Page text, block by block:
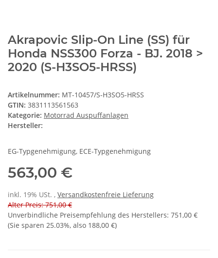
Akrapovic Slip-On Line (SS) für
Honda NSS300 Forza - BJ. 2018 >
2020 (S-H3SO5-HRSS)
Artikelnummer: MT-10457/S-H3SO5-HRSS
GTIN: 3831113561563
Kategorie: Motorrad Auspuffanlagen
Hersteller:
EG-Typgenehmigung, ECE-Typgenehmigung
563,00 €
inkl. 19% USt. , Versandkostenfreie Lieferung
Alter Preis: 751,00 €
Unverbindliche Preisempfehlung des Herstellers: 751,00 €
(Sie sparen 25.03%, also 188,00 €)